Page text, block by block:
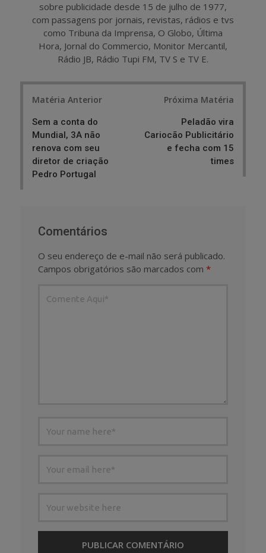
sobre publicidade desde 15 de julho de 1977,
com passagens por jornais, revistas, rádios e tvs
como Tribuna da Imprensa, O Globo, Última
Hora, Jornal do Commercio, Monitor Mercantil,
Rádio JB, Rádio Tupi FM, TV S e TV E.
Matéria Anterior
Sem a conta do
Mundial, 3A não
renova com seu
diretor de criação
Pedro Portugal
Próxima Matéria
Peladão vira
Cariocão Publicitário
e fecha com 15
times
Comentários
O seu endereço de e-mail não será publicado.
Campos obrigatórios são marcados com *